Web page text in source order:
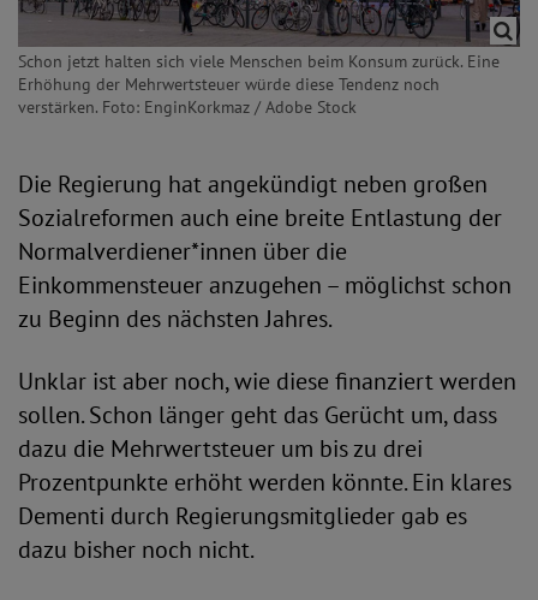
Schon jetzt halten sich viele Menschen beim Konsum zurück. Eine
Erhöhung der Mehrwertsteuer würde diese Tendenz noch
verstärken. Foto: EnginKorkmaz / Adobe Stock
Die Regierung hat angekündigt neben großen
Sozialreformen auch eine breite Entlastung der
Normalverdiener*innen über die
Einkommensteuer anzugehen – möglichst schon
zu Beginn des nächsten Jahres.
Unklar ist aber noch, wie diese finanziert werden
sollen. Schon länger geht das Gerücht um, dass
dazu die Mehrwertsteuer um bis zu drei
Prozentpunkte erhöht werden könnte. Ein klares
Dementi durch Regierungsmitglieder gab es
dazu bisher noch nicht.